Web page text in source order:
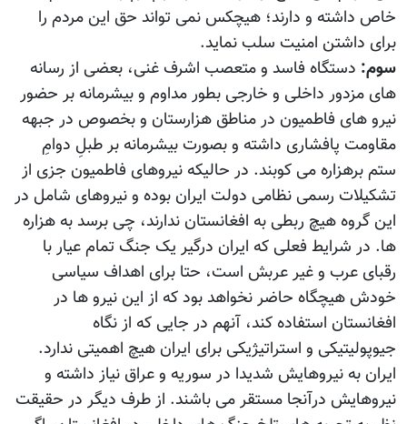
خاص داشته و دارند؛ هیچکس نمی تواند حق این مردم را
برای داشتن امنیت سلب نماید.
سوم: دستگاه فاسد و متعصب اشرف غنی، بعضی از رسانه
های مزدور داخلی و خارجی بطور مداوم و بیشرمانه بر حضور
نیرو های فاطمیون در مناطق هزارستان و بخصوص در جبهه
مقاومت پافشاری داشته و بصورت بیشرمانه بر طبلِ دوامِ
ستم برهزاره می کوبند. در حالیکه نیروهای فاطمیون جزی از
تشکیلات رسمی نظامی دولت ایران بوده و نیروهای شامل در
این گروه هیچ ربطی به افغانستان ندارند، چی برسد به هزاره
ها. در شرایط فعلی که ایران درگیر یک جنگ تمام عیار با
رقبای عرب و غیر عربش است، حتا برای اهداف سیاسی
خودش هیچگاه حاضر نخواهد بود که از این نیرو ها در
افغانستان استفاده کند، آنهم در جایی که از نگاه
جیوپولیتیکی و استراتیژیکی برای ایران هیچ اهمیتی ندارد.
ایران به نیروهایش شدیدا در سوریه و عراق نیاز داشته و
نیروهایش درآنجا مستقر می باشند. از طرف دیگر در حقیقت